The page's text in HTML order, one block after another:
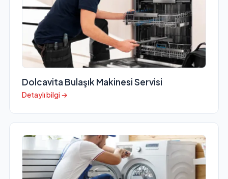
Dolcavita Bulaşık Makinesi Servisi
Detaylı bilgi →